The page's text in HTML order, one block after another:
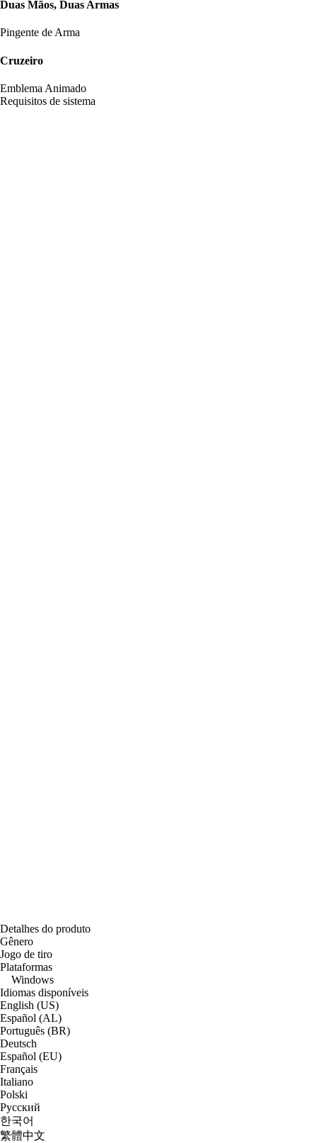
Duas Mãos, Duas Armas
Pingente de Arma
Cruzeiro
Emblema Animado
Requisitos de sistema
Detalhes do produto
Gênero
Jogo de tiro
Plataformas
Windows
Idiomas disponíveis
English (US)
Español (AL)
Português (BR)
Deutsch
Español (EU)
Français
Italiano
Polski
Русский
한국어
繁體中文